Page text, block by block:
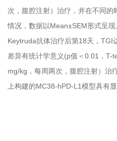
次，腹腔注射）治疗，并在不同
情况，数据以Mean±SEM形式呈现
Keytruda抗体治疗后第18天，TGI
差异有统计学意义(p值＜0.01，T-
mg/kg，每周两次，腹腔注射）治
上构建的MC38-hPD-L1模型具有